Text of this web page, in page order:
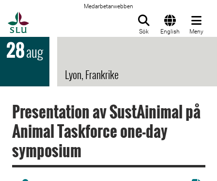
Medarbetarwebben
Sök English Meny
28aug
Lyon, Frankrike
Presentation av SustAinimal på
Animal Taskforce one-day
symposium